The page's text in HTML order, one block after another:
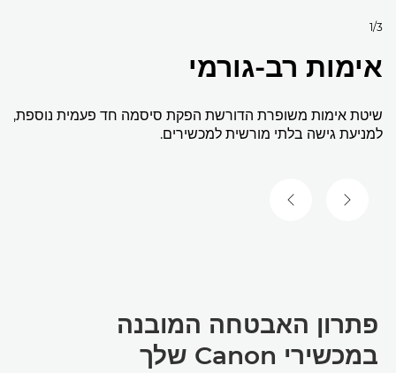
1/3
אימות רב-גורמי
שיטת אימות משופרת הדורשת הפקת סיסמה חד פעמית נוספת,
למניעת גישה בלתי מורשית למכשירים.
השקופית הקודמתהשקופית הבאה
פתרון האבטחה המובנה
במכשירי Canon שלך